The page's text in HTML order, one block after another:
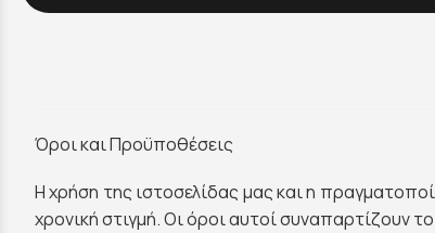
Όροι και Προϋποθέσεις
Η χρήση της ιστοσελίδας μας και η
χρονική στιγμή. Οι όροι αυτοί συναπαρτίζουν